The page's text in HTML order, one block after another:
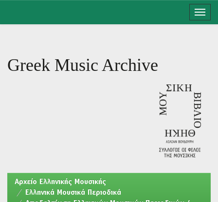
Greek Music Archive
Aρχείο Ελληνικής Μουσικής
Ελληνικά Μουσικά Περιοδικά